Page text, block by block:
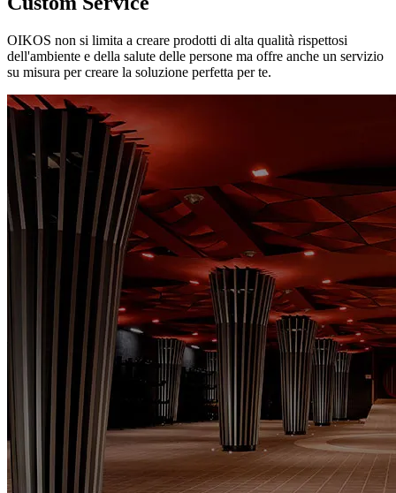
OIKOS non si limita a creare prodotti di alta qualità rispettosi
dell'ambiente e della salute delle persone ma offre anche un servizio
su misura per creare la soluzione perfetta per te.